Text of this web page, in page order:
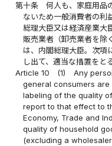
第十条
何人も、家庭用品
ないため一般消費者の利
総理大臣又は経済産業大
販売業者（卸売業者を除
は、内閣総理大臣。次項
し出て、適当な措置をと
Article 10
(1)
Any
general consumers
labeling of the quality
report to that effect to
Economy, Trade and
quality of household
(excluding a